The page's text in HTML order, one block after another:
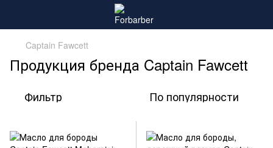
Captain Fawcett
Продукция бренда Captain Fawcett
Фильтр По популярности